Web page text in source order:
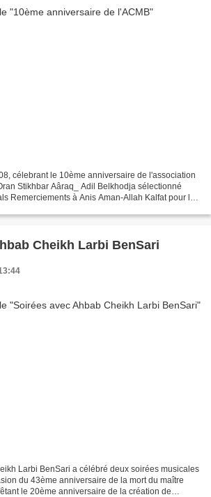
célebrant le 10ème anniversaire de l'association
Stikhbar Aâraq_ Adil Belkhodja sélectionné
Remerciements à Anis Aman-Allah Kalfat pour les
Cheikh Larbi BenSari
Larbi BenSari a célébré deux soirées musicales
du 43ème anniversaire de la mort du maître
le 20ème anniversaire de la création de